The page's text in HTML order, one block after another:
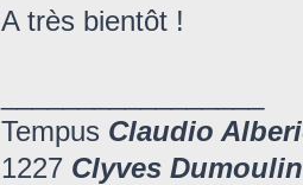
A très bientôt !
Tempus Claudio
1227 Clyves Dumoulin